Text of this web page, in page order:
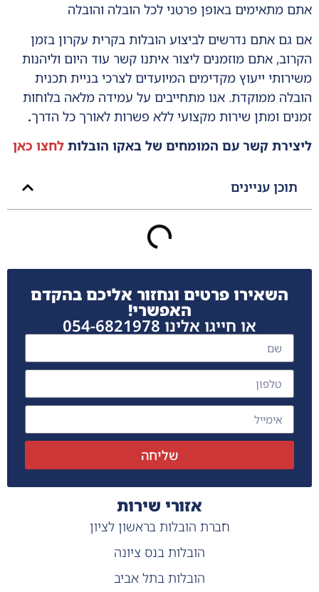
השאירו פרטים ונחזור אליכם בהקדם
האפשרי!
או חייגו אלינו 054-6821978
שליחה
אזורי שירות
חברת הובלות בראשון לציון
הובלות בנס ציונה
הובלות בתל אביב
אתם מתאימים באופן פרטני לכל הובלה והובלה
אם גם אתם נדרשים לביצוע הובלות בקרית עקרון בזמן
הקרוב, אתם מוזמנים ליצור איתנו קשר עוד היום וליהנות
משירותי ייעוץ מקדימים המיועדים לצרכי בניית תכנית
הובלה ממוקדת. אנו מתחייבים על עמידה מלאה בלוחות
זמנים ומתן שירות מקצועי ללא פשרות לאורך כל הדרך.
ליצירת קשר עם המומחים של באקו הובלות לחצו כאן
תוכן עניינים